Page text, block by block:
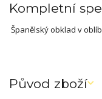
Kompletní
Španělský obklad v
Původ zboží